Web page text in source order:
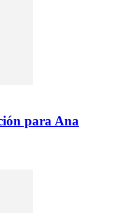
para Ana